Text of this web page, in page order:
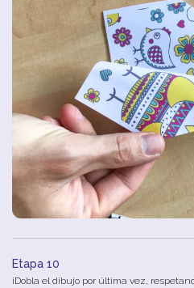
Etapa 10
¡Dobla el dibujo por última vez,